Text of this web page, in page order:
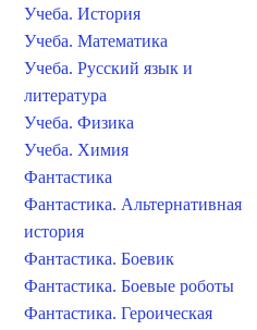
Учеба. История
Учеба. Математика
Учеба. Русский язык и
литература
Учеба. Физика
Учеба. Химия
Фантастика
Фантастика. Альтернативная
история
Фантастика. Боевик
Фантастика. Боевые роботы
Фантастика. Героическая